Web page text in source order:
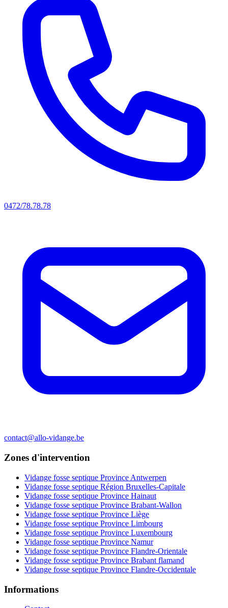
0472/78.78.78
contact@allo-vidange.be
Zones d'intervention
Vidange fosse septique Province Antwerpen
Vidange fosse septique Région Bruxelles-Capitale
Vidange fosse septique Province Hainaut
Vidange fosse septique Province Brabant-Wallon
Vidange fosse septique Province Liège
Vidange fosse septique Province Limbourg
Vidange fosse septique Province Luxembourg
Vidange fosse septique Province Namur
Vidange fosse septique Province Flandre-Orientale
Vidange fosse septique Province Brabant flamand
Vidange fosse septique Province Flandre-Occidentale
Informations